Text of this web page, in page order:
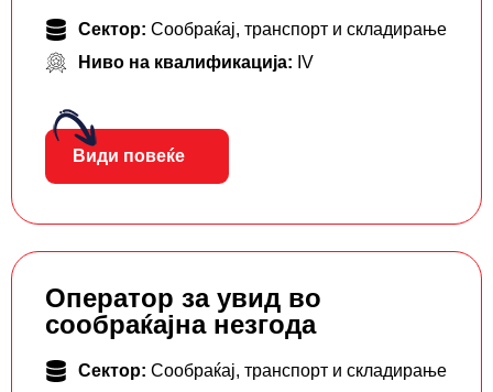
Сектор: Сообраќај, транспорт и складирање
Ниво на квалификација: IV
Види повеќе
Оператор за увид во
сообраќајна незгода
Сектор: Сообраќај, транспорт и складирање